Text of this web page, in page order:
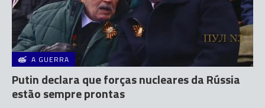
A GUERRA
Putin declara que forças nucleares da Rússia
estão sempre prontas